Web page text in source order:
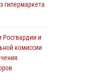
инструктаж
для
в
гипермаркета
Росгвардии и
комиссии